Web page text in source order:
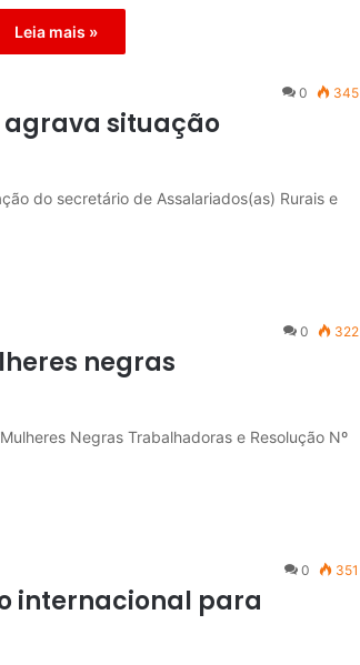
Leia mais »
0 345
agrava situação
do secretário de Assalariados(as) Rurais e
0 322
negras
Negras Trabalhadoras e Resolução Nº
0 351
internacional para